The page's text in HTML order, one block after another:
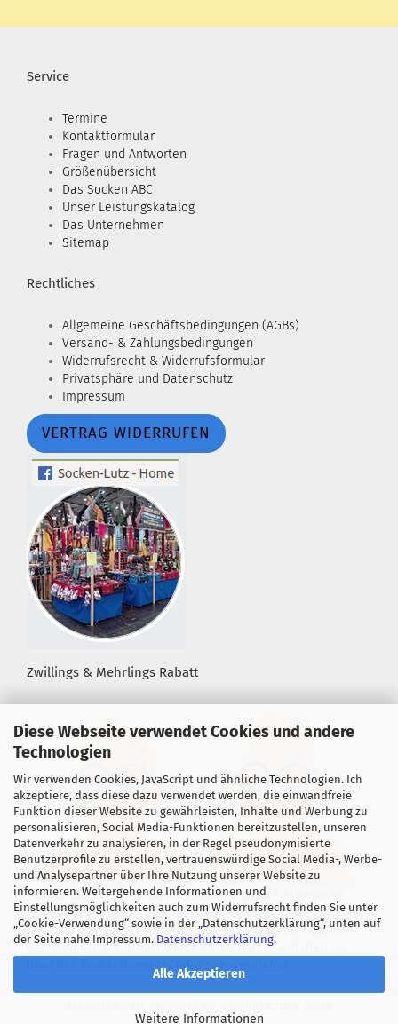
Diese Webseite verwendet Cookies und andere
Technologien
Wir verwenden Cookies, JavaScript und ähnliche Technologien. Ich
akzeptiere, dass diese dazu verwendet werden, die einwandfreie
Funktion dieser Website zu gewährleisten, Inhalte und Werbung zu
personalisieren, Social Media-Funktionen bereitzustellen, unseren
Datenverkehr zu analysieren, in der Regel pseudonymisierte
Benutzerprofile zu erstellen, vertrauenswürdige Social Media-, Werbe-
und Analysepartner über Ihre Nutzung unserer Website zu
informieren. Weitergehende Informationen und
Einstellungsmöglichkeiten auch zum Widerrufsrecht finden Sie unter
„Cookie-Verwendung“ sowie in der „Datenschutzerklärung“, unten auf
der Seite nahe Impressum. Datenschutzerklärung.
Alle Akzeptieren
Weitere Informationen
Service
Termine
Kontaktformular
Fragen und Antworten
Größenübersicht
Das Socken ABC
Unser Leistungskatalog
Das Unternehmen
Sitemap
Rechtliches
Allgemeine Geschäftsbedingungen (AGBs)
Versand- & Zahlungsbedingungen
Widerrufsrecht & Widerrufsformular
Privatsphäre und Datenschutz
Impressum
VERTRAG WIDERRUFEN
Zwillings & Mehrlings Rabatt
Für alle Zwillings- &, Mehrlingseltern sowie kinderreiche
Familien mit mind. 3 eigenen Kindern bis 18 Jahre! gewähren
wir einen "Zwillingsrabatt" in Höhe von mind. 5%* auf Ihre
Bestellungen (*auf Nachweis). Weitere Infos erhalten Sie
über das Kontaktformular oder Servicetelefon.